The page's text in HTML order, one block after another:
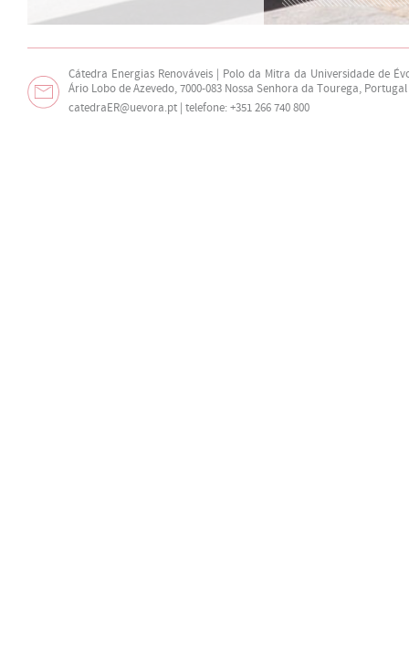
Cátedra Energias Renováveis | Polo da Mitra da Universidade de
Ário Lobo de Azevedo, 7000-083 Nossa Senhora da Tourega, Portugal
catedraER@uevora.pt | telefone: +351 266 740 800